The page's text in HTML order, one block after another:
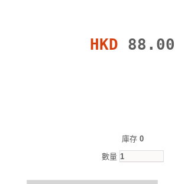
HKD 88.00
庫存 0
數量